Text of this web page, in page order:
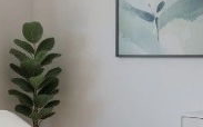
sorgt. Der
mit RG
Skai Toronto EN